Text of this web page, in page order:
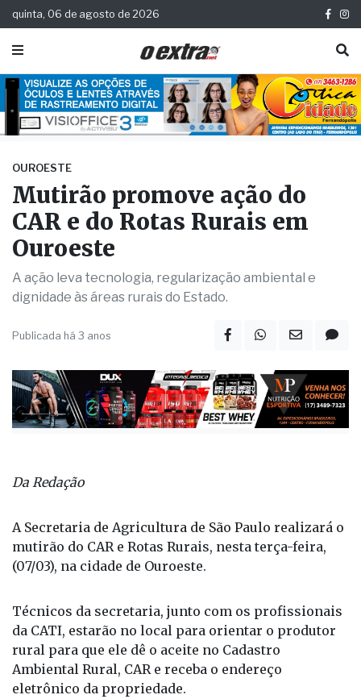
quinta, 06 de agosto de 2026
OUROESTE
Mutirão promove ação do
CAR e do Rotas Rurais em
Ouroeste
A ação leva tecnologia, regularização ambiental e
dignidade às áreas rurais do Estado.
Publicada há 3 anos
Da Redação
A Secretaria de Agricultura de São Paulo realizará o
mutirão do CAR e Rotas Rurais, nesta terça-feira,
(07/03), na cidade de Ouroeste.
Técnicos da secretaria, junto com os profissionais
da CATI, estarão no local para orientar o produtor
rural para que ele dê o aceite no Cadastro
Ambiental Rural, CAR e receba o endereço
eletrônico da propriedade.